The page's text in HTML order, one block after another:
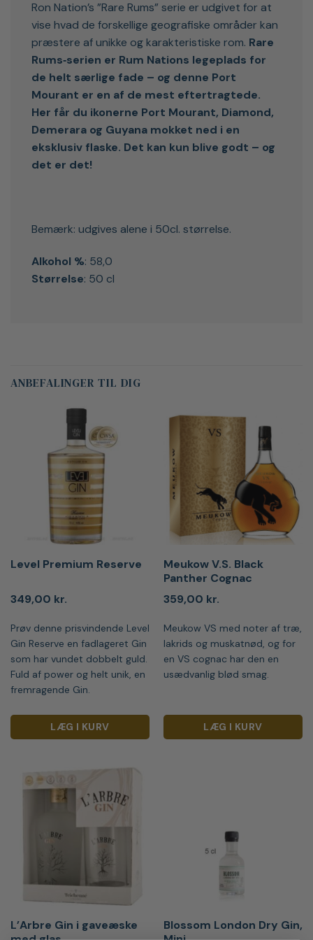
Ron Nation’s ”Rare Rums” serie er udgivet for at
vise hvad de forskellige geografiske områder kan
præstere af unikke og karakteristiske rom. Rare
Rums‑serien er Rum Nations legeplads for
de helt særlige fade – og denne Port
Mourant er en af de mest eftertragtede.
Her får du ikonerne Port Mourant, Diamond,
Demerara og Guyana mokket ned i en
eksklusiv flaske. Det kan kun blive godt – og
det er det!
Bemærk: udgives alene i 50cl. størrelse.
Alkohol %: 58,0
Størrelse: 50 cl
ANBEFALINGER TIL DIG
Level Premium Reserve
349,00 kr.
Prøv denne prisvindende Level
Gin Reserve en fadlageret Gin
som har vundet dobbelt guld.
Fuld af power og helt unik, en
fremragende Gin.
LÆG I KURV
Meukow V.S. Black
Panther Cognac
359,00 kr.
Meukow VS med noter af træ,
lakrids og muskatnød, og for
en VS cognac har den en
usædvanlig blød smag.
LÆG I KURV
L’Arbre Gin i gaveæske
Blossom London Dry Gin,